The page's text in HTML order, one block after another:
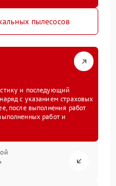
пылесосов
и последующий
с указанием страховых
после выполнения работ
работ и